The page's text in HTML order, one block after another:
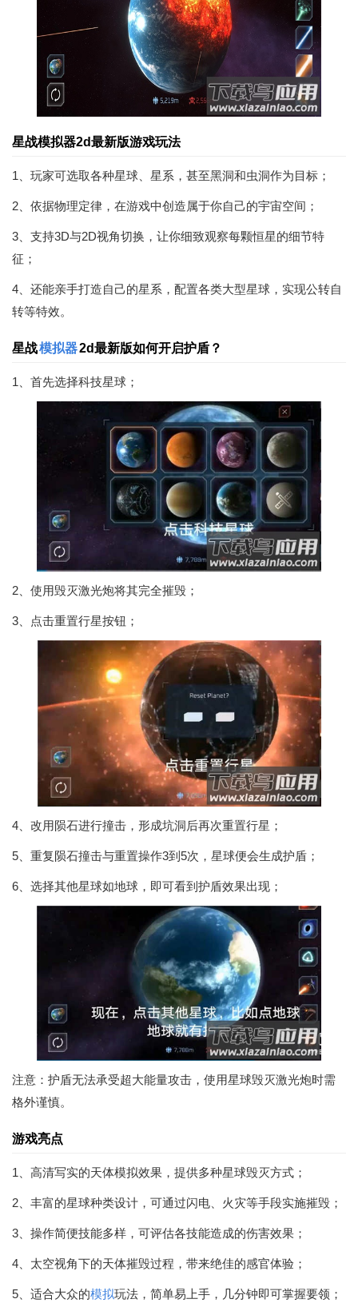
星战模拟器2d最新版游戏玩法
1、玩家可选取各种星球、星系，甚至黑洞和虫洞作为目标；
2、依据物理定律，在游戏中创造属于你自己的宇宙空间；
3、支持3D与2D视角切换，让你细致观察每颗恒星的细节特
征；
4、还能亲手打造自己的星系，配置各类大型星球，实现公转自
转等特效。
星战模拟器2d最新版如何开启护盾？
1、首先选择科技星球；
2、使用毁灭激光炮将其完全摧毁；
3、点击重置行星按钮；
4、改用陨石进行撞击，形成坑洞后再次重置行星；
5、重复陨石撞击与重置操作3到5次，星球便会生成护盾；
6、选择其他星球如地球，即可看到护盾效果出现；
注意：护盾无法承受超大能量攻击，使用星球毁灭激光炮时需
格外谨慎。
游戏亮点
1、高清写实的天体模拟效果，提供多种星球毁灭方式；
2、丰富的星球种类设计，可通过闪电、火灾等手段实施摧毁；
3、操作简便技能多样，可评估各技能造成的伤害效果；
4、太空视角下的天体摧毁过程，带来绝佳的感官体验；
5、适合大众的模拟玩法，简单易上手，几分钟即可掌握要领；